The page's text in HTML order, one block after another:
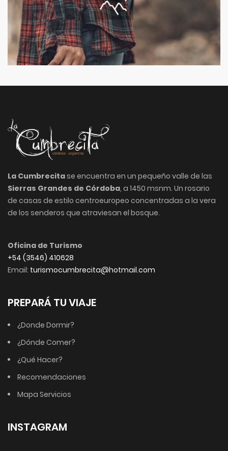
La Cumbrecitase encuentra en un pequeño valle de las
Sierras Grandes de Córdoba, a 1450 msnm. Un rosario
de casas de estilo centroeuropeo concentradas a la vera
de los senderos que atraviesan el bosque.
Oficina de Turismo
+54 (3546) 410628
Email: turismocumbrecita@hotmail.com
PREPARÁ TU VIAJE
¿Donde Dormir?
¿Dónde Comer?
¿Qué Hacer?
Recomendaciones
Mapa Servicios
INSTAGRAM